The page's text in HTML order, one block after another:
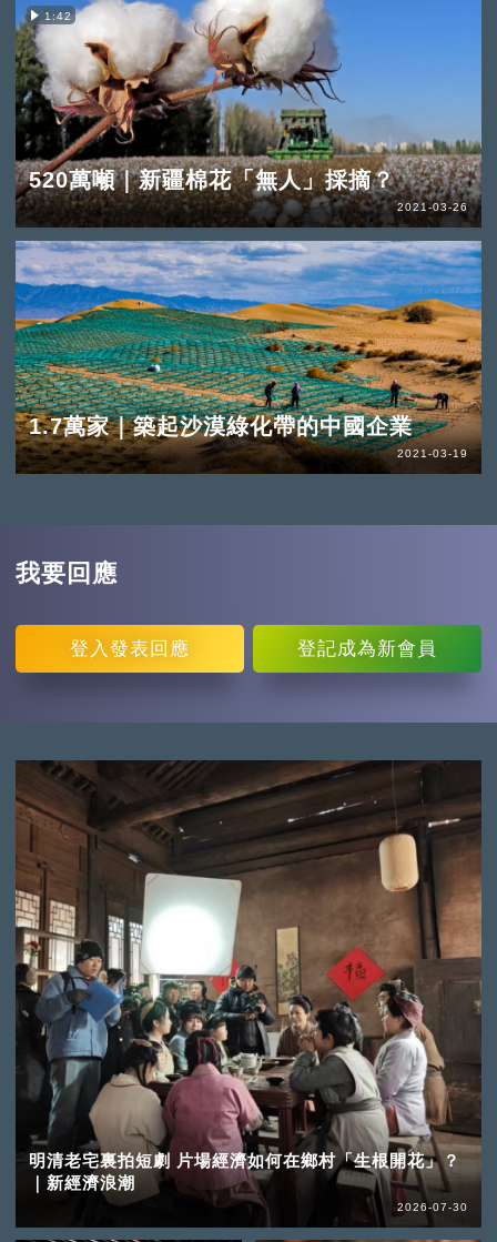
1:42
520萬噸｜新疆棉花「無人」採摘？
2021-03-26
1.7萬家｜築起沙漠綠化帶的中國企業
2021-03-19
我要回應
登入 發表回應 登記成為新會員
明清老宅裏拍短劇 片場經濟如何在鄉村「生根開花」？
｜新經濟浪潮
2026-07-30